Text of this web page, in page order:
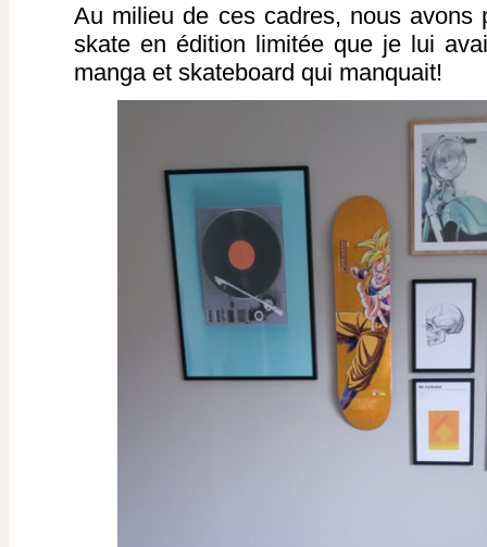
Au milieu de ces cadres, nous avons
skate en édition limitée que je lui
manga et skateboard qui manquait!